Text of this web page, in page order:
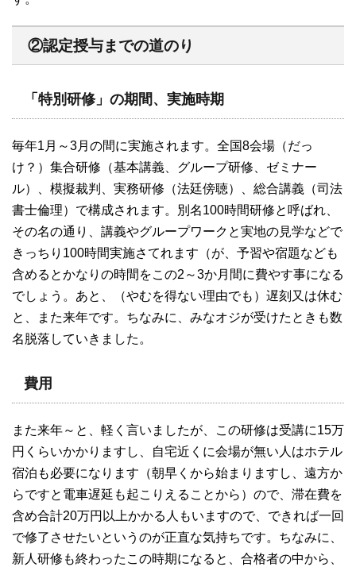
②認定授与までの道のり
「特別研修」の期間、実施時期
毎年1月～3月の間に実施されます。全国8会場（だっ
け？）集合研修（基本講義、グループ研修、ゼミナー
ル）、模擬裁判、実務研修（法廷傍聴）、総合講義（司法
書士倫理）で構成されます。別名100時間研修と呼ばれ、
その名の通り、講義やグループワークと実地の見学などで
きっちり100時間実施さてれます（が、予習や宿題なども
含めるとかなりの時間をこの2～3か月間に費やす事になる
でしょう。あと、（やむを得ない理由でも）遅刻又は休む
と、また来年です。ちなみに、みなオジが受けたときも数
名脱落していきました。
費用
また来年～と、軽く言いましたが、この研修は受講に15万
円くらいかかりますし、自宅近くに会場が無い人はホテル
宿泊も必要になります（朝早くから始まりますし、遠方か
らですと電車遅延も起こりえることから）ので、滞在費を
含め合計20万円以上かかる人もいますので、できれば一回
で修了させたいというのが正直な気持ちです。ちなみに、
新人研修も終わったこの時期になると、合格者の中から、